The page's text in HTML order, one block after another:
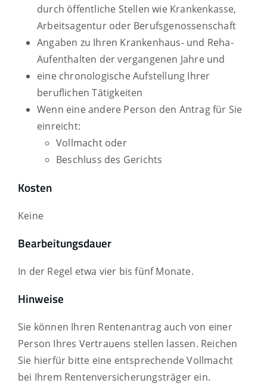
durch öffentliche Stellen wie Krankenkasse,
Arbeitsagentur oder Berufsgenossenschaft
Angaben zu Ihren Krankenhaus- und Reha-
Aufenthalten der vergangenen Jahre und
eine chronologische Aufstellung Ihrer
beruflichen Tätigkeiten
Wenn eine andere Person den Antrag für Sie
einreicht:
Vollmacht oder
Beschluss des Gerichts
Kosten
Keine
Bearbeitungsdauer
In der Regel etwa vier bis fünf Monate.
Hinweise
Sie können Ihren Rentenantrag auch von einer
Person Ihres Vertrauens stellen lassen. Reichen
Sie hierfür bitte eine entsprechende Vollmacht
bei Ihrem Rentenversicherungsträger ein.